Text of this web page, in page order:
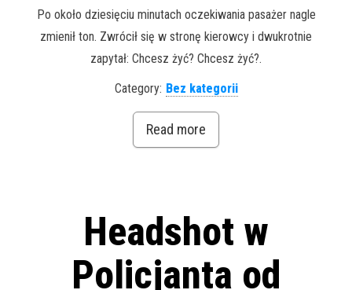
Po około dziesięciu minutach oczekiwania pasażer nagle
zmienił ton. Zwrócił się w stronę kierowcy i dwukrotnie
zapytał: Chcesz żyć? Chcesz żyć?.
Category: Bez kategorii
Read more
Headshot w
Policjanta od